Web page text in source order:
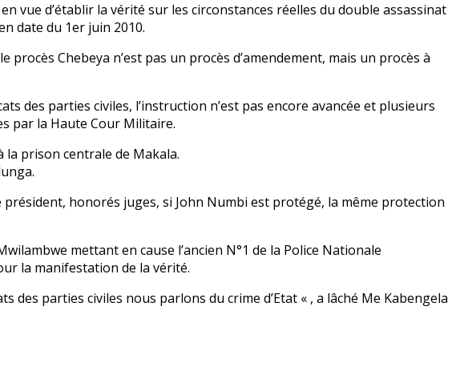
vue d’établir la vérité sur les circonstances réelles du double assassinat
date du 1er juin 2010.
Chebeya n’est pas un procès d’amendement, mais un procès à
des parties civiles, l’instruction n’est pas encore avancée et plusieurs
par la Haute Cour Militaire.
la prison centrale de Makala.
honorés juges, si John Numbi est protégé, la même protection
mettant en cause l’ancien N°1 de la Police Nationale
la manifestation de la vérité.
des parties civiles nous parlons du crime d’Etat « , a lâché Me Kabengela